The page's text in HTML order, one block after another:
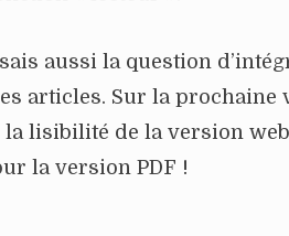
aussi la question
articles. Sur la prochaine
lisibilité de la version
la version PDF !